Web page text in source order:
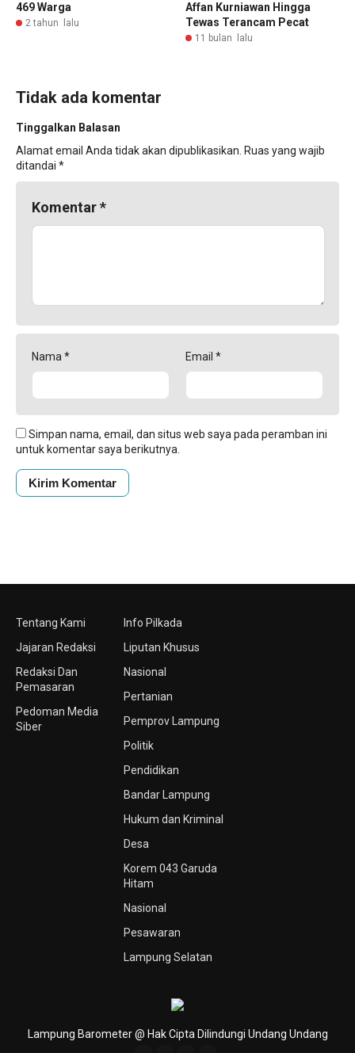
469 Warga
2 tahun lalu
Affan Kurniawan Hingga
Tewas Terancam Pecat
11 bulan lalu
Tidak ada komentar
Tinggalkan Balasan
Alamat email Anda tidak akan dipublikasikan. Ruas yang wajib
ditandai *
Komentar*
Nama * Email *
Simpan nama, email, dan situs web saya pada peramban ini
untuk komentar saya berikutnya.
Tentang Kami
Jajaran Redaksi
Redaksi Dan
Pemasaran
Pedoman Media
Siber
Info Pilkada
Liputan Khusus
Nasional
Pertanian
Pemprov Lampung
Politik
Pendidikan
Bandar Lampung
Hukum dan Kriminal
Desa
Korem 043 Garuda
Hitam
Nasional
Pesawaran
Lampung Selatan
Lampung Barometer @ Hak Cipta Dilindungi Undang Undang